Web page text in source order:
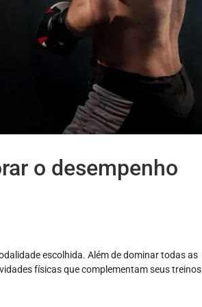
o desempenho
escolhida. Além de dominar todas as
físicas que complementam seus treinos